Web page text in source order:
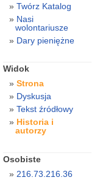
Twórz Katalog
Nasi
wolontariusze
Dary pieniężne
Widok
Strona
Dyskusja
Tekst źródłowy
Historia i
autorzy
Osobiste
216.73.216.36